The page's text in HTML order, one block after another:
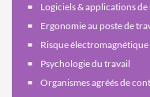
Logiciels & applications
Ergonomie au poste de
Risque électromagnétique
Psychologie du travail
Organismes agréés de